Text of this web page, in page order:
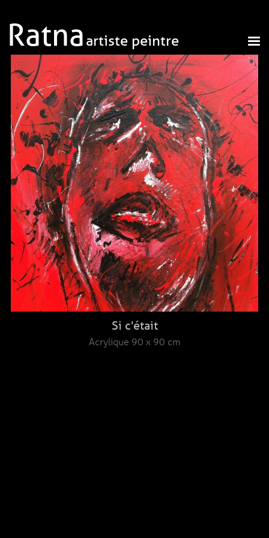
Ratna artiste peintre
Si c'était
Acrylique 90 x 90 cm